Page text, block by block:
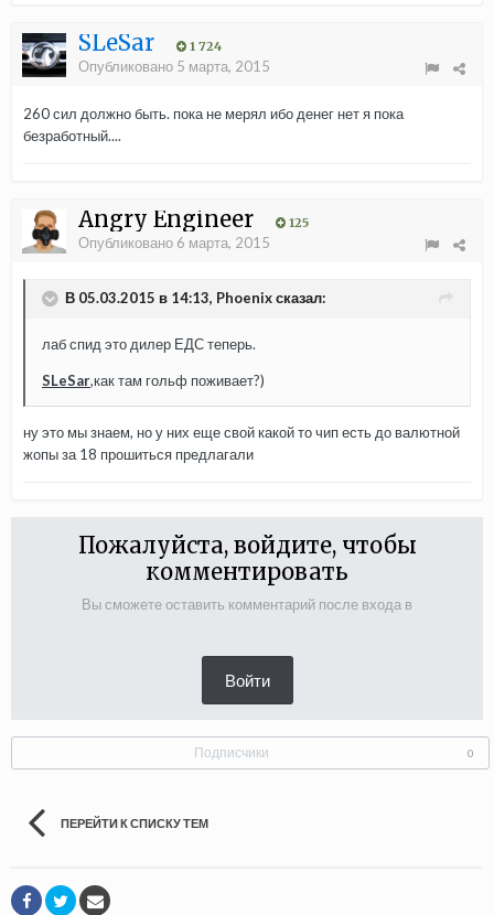
SLeSar 1 724
Опубликовано 5 марта, 2015
260 сил должно быть. пока не мерял ибо денег нет я пока
безработный....
Angry Engineer 125
Опубликовано 6 марта, 2015
В 05.03.2015 в 14:13, Phoenix сказал:
лаб спид это дилер ЕДС теперь.
SLeSar,как там гольф поживает?)
ну это мы знаем, но у них еще свой какой то чип есть до валютной
жопы за 18 прошиться предлагали
Пожалуйста, войдите, чтобы
комментировать
Вы сможете оставить комментарий после входа в
Войти
Подписчики 0
ПЕРЕЙТИ К СПИСКУ ТЕМ